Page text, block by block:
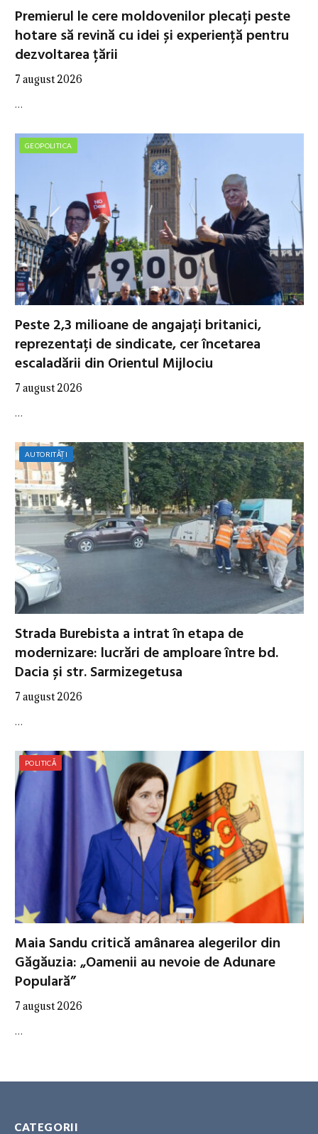
Premierul le cere moldovenilor plecați peste
hotare să revină cu idei și experiență pentru
dezvoltarea țării
7 august 2026
…
GEOPOLITICA
Peste 2,3 milioane de angajați britanici,
reprezentați de sindicate, cer încetarea
escaladării din Orientul Mijlociu
7 august 2026
…
AUTORITĂȚI
Strada Burebista a intrat în etapa de
modernizare: lucrări de amploare între bd.
Dacia și str. Sarmizegetusa
7 august 2026
…
POLITICĂ
Maia Sandu critică amânarea alegerilor din
Găgăuzia: „Oamenii au nevoie de Adunare
Populară”
7 august 2026
…
CATEGORII